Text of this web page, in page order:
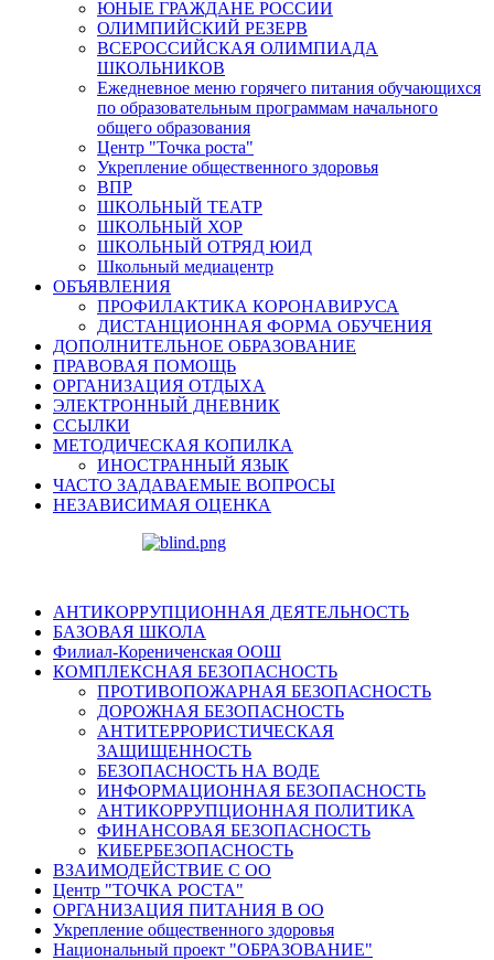
ЮНЫЕ ГРАЖДАНЕ РОССИИ
ОЛИМПИЙСКИЙ РЕЗЕРВ
ВСЕРОССИЙСКАЯ ОЛИМПИАДА
ШКОЛЬНИКОВ
Ежедневное меню горячего питания обучающихся
по образовательным программам начального
общего образования
Центр "Точка роста"
Укрепление общественного здоровья
ВПР
ШКОЛЬНЫЙ ТЕАТР
ШКОЛЬНЫЙ ХОР
ШКОЛЬНЫЙ ОТРЯД ЮИД
Школьный медиацентр
ОБЪЯВЛЕНИЯ
ПРОФИЛАКТИКА КОРОНАВИРУСА
ДИСТАНЦИОННАЯ ФОРМА ОБУЧЕНИЯ
ДОПОЛНИТЕЛЬНОЕ ОБРАЗОВАНИЕ
ПРАВОВАЯ ПОМОЩЬ
ОРГАНИЗАЦИЯ ОТДЫХА
ЭЛЕКТРОННЫЙ ДНЕВНИК
ССЫЛКИ
МЕТОДИЧЕСКАЯ КОПИЛКА
ИНОСТРАННЫЙ ЯЗЫК
ЧАСТО ЗАДАВАЕМЫЕ ВОПРОСЫ
НЕЗАВИСИМАЯ ОЦЕНКА
АНТИКОРРУПЦИОННАЯ ДЕЯТЕЛЬНОСТЬ
БАЗОВАЯ ШКОЛА
Филиал-Корениченская ООШ
КОМПЛЕКСНАЯ БЕЗОПАСНОСТЬ
ПРОТИВОПОЖАРНАЯ БЕЗОПАСНОСТЬ
ДОРОЖНАЯ БЕЗОПАСНОСТЬ
АНТИТЕРРОРИСТИЧЕСКАЯ
ЗАЩИЩЕННОСТЬ
БЕЗОПАСНОСТЬ НА ВОДЕ
ИНФОРМАЦИОННАЯ БЕЗОПАСНОСТЬ
АНТИКОРРУПЦИОННАЯ ПОЛИТИКА
ФИНАНСОВАЯ БЕЗОПАСНОСТЬ
КИБЕРБЕЗОПАСНОСТЬ
ВЗАИМОДЕЙСТВИЕ С ОО
Центр "ТОЧКА РОСТА"
ОРГАНИЗАЦИЯ ПИТАНИЯ В ОО
Укрепление общественного здоровья
Национальный проект "ОБРАЗОВАНИЕ"